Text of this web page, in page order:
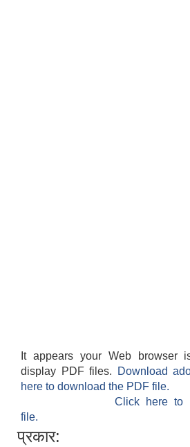
It appears your Web browser
display PDF files.
Download
here to download the PDF file.
Click here to
file.
प्रकार: